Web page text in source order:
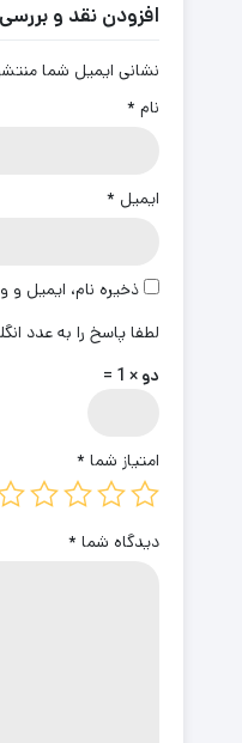
افزودن نقد و بررسی
نشانی ایمیل شما
نام *
ایمیل *
ذخیره نام، ایمیل و
لطفا پاسخ را به عدد
دو × 1 =
امتیاز شما *
دیدگاه شما *